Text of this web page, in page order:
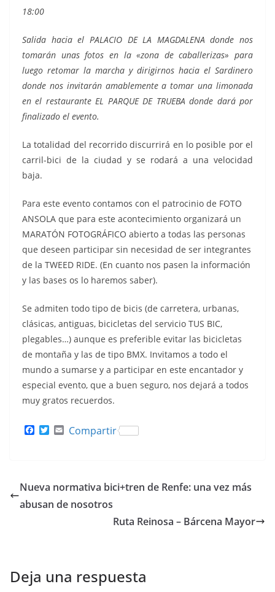
18:00
Salida hacia el PALACIO DE LA MAGDALENA donde nos
tomarán unas fotos en la «zona de caballerizas» para
luego retomar la marcha y dirigirnos hacia el Sardinero
donde nos invitarán amablemente a tomar una limonada
en el restaurante EL PARQUE DE TRUEBA donde dará por
finalizado el evento.
La totalidad del recorrido discurrirá en lo posible por el
carril-bici de la ciudad y se rodará a una velocidad
baja.
Para este evento contamos con el patrocinio de FOTO
ANSOLA que para este acontecimiento organizará un
MARATÓN FOTOGRÁFICO abierto a todas las personas
que deseen participar sin necesidad de ser integrantes
de la TWEED RIDE. (En cuanto nos pasen la información
y las bases os lo haremos saber).
Se admiten todo tipo de bicis (de carretera, urbanas,
clásicas, antiguas, bicicletas del servicio TUS BIC,
plegables…) aunque es preferible evitar las bicicletas
de montaña y las de tipo BMX. Invitamos a todo el
mundo a sumarse y a participar en este encantador y
especial evento, que a buen seguro, nos dejará a todos
muy gratos recuerdos.
o
T
r
Compartir
Nueva normativa bici+tren de Renfe: una vez más
abusan de nosotros
Ruta Reinosa – Bárcena Mayor
Deja una respuesta